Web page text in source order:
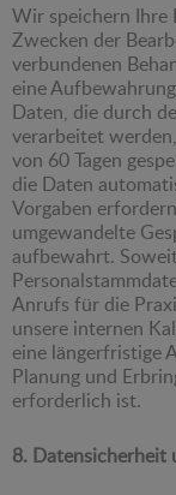
Wir speichern Ihre
Zwecken der
verbundenen
eine
Daten, die durch
verarbeitet
von 60 Tagen
die Daten
Vorgaben
umgewandelte
aufbewahrt.
Anrufs für die
unsere internen
eine längerfristige
Planung und
erforderlich ist.
8. Datensicherheit